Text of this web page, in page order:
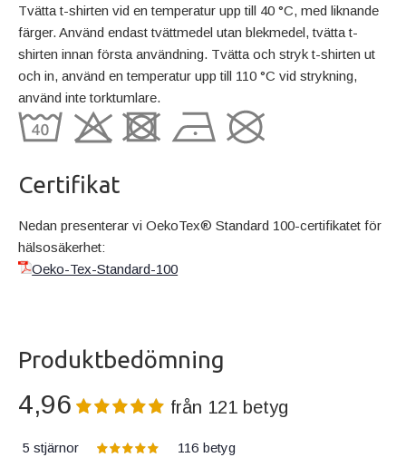
Tvätta t-shirten vid en temperatur upp till 40 °C, med liknande
färger. Använd endast tvättmedel utan blekmedel, tvätta t-
shirten innan första användning. Tvätta och stryk t-shirten ut
och in, använd en temperatur upp till 110 °C vid strykning,
använd inte torktumlare.
Certifikat
Nedan presenterar vi OekoTex® Standard 100-certifikatet för
hälsosäkerhet:
Oeko-Tex-Standard-100
Produktbedömning
4,96 från 121 betyg
5 stjärnor 116 betyg